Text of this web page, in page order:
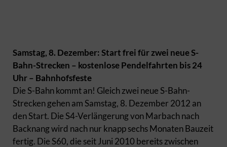
Samstag, 8. Dezember: Start frei für zwei neue S-
Bahn-Strecken – kostenlose Pendelfahrten bis 24
Uhr – Bahnhofsfeste
Die S-Bahn kommt an! Gleich zwei neue S-Bahn-
Strecken gehen am Samstag, 8. Dezember 2012 an
den Start. Die S4-Verlängerung von Marbach nach
Backnang wird nach nur knapp sechs Monaten Bauzeit
fertig. Die S60, die seit Juni 2010 bereits zwischen